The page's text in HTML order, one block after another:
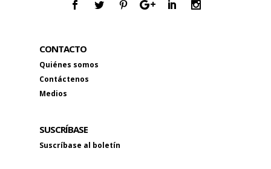
CONTACTO
Quiénes somos
Contáctenos
Medios
SUSCRÍBASE
Suscríbase al boletín